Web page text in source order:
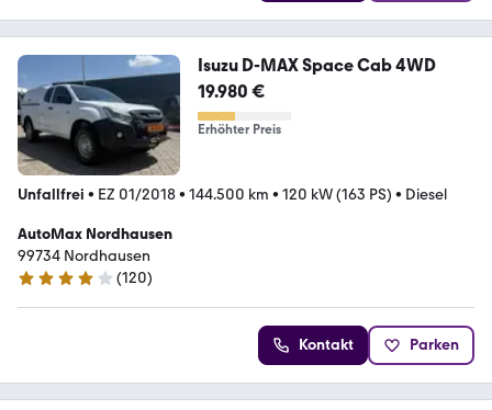
Isuzu D-MAX Space Cab 4WD
19.980 €
Erhöhter Preis
Unfallfrei • EZ 01/2018• 144.500 km • 120 kW (163 PS) • Diesel
AutoMax Nordhausen
99734 ­­­Nordhausen
4.2 Sterne
(120)
Kontakt Parken